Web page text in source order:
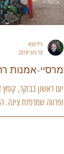
מרסיי-אמנות
יום ראשון בבוקר, קומץ
ופרווה שמרפדת צינה,
שהיה לו קהל מינורי.
גילי מצא
10 ביוני 2019